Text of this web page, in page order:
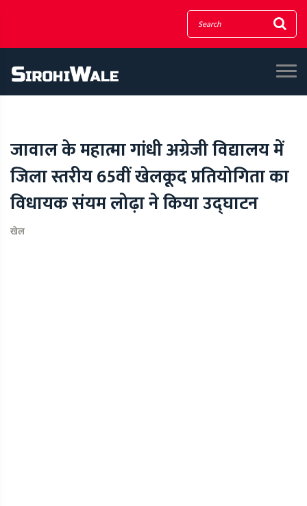
जावाल के महात्मा गांधी अग्रेजी विद्यालय में
जिला स्तरीय 65वीं खेलकूद प्रतियोगिता का
विधायक संयम लोढ़ा ने किया उद्घाटन
खेल